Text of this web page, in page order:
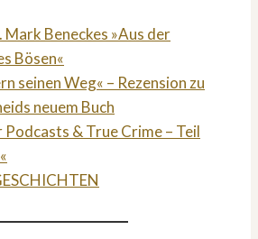
Mark Beneckes »Aus der
Bösen«
seinen Weg« – Rezension zu
neuem Buch
& True Crime – Teil